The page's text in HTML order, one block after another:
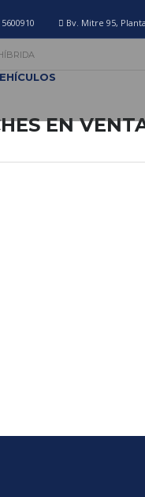
Bv. Mitre 95,
EN